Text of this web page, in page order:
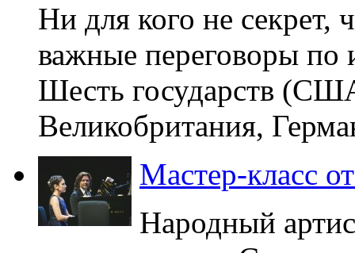
Ни для кого не секрет,
важные переговоры по
Шесть государств
Великобритания,
Мастер-класс
Народный